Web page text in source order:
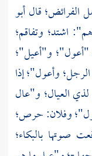
الفرائض؛ قالأبو
اشتد؛ وتفاقم؛
"أعول"؛ و"أعيل"؛
وأعول"؛ إذا
لذي العيال؛ و"عال
وفلان: حرص؛
صوتها بالبكاء؛